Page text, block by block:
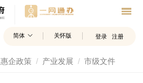
简体 关怀版 登录 注册
惠企政策 产业发展 市级文件